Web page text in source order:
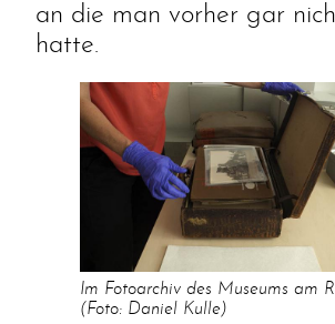
an die man vorher gar
hatte.
Im Fotoarchiv des Museums am
(Foto: Daniel Kulle)